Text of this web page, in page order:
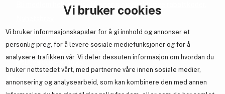
Vi bruker cookies
Vi bruker informasjonskapsler for å gi innhold og annonser et
personlig preg, for å levere sosiale mediefunksjoner og for å
analysere trafikken vår. Vi deler dessuten informasjon om hvordan du
bruker nettstedet vårt, med partnerne våre innen sosiale medier,
annonsering og analysearbeid, som kan kombinere den med annen
Bli medlem helt gratis - få poeng og eksklusive rabattkoder.
Samarbeid med oss